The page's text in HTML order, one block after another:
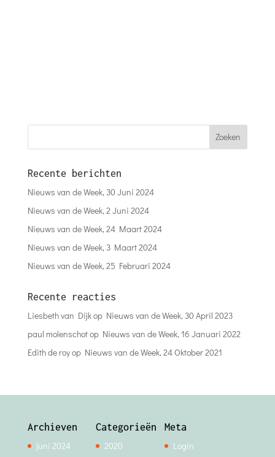
Recente berichten
Nieuws van de Week, 30 Juni 2024
Nieuws van de Week, 2 Juni 2024
Nieuws van de Week, 24 Maart 2024
Nieuws van de Week, 3 Maart 2024
Nieuws van de Week, 25 Februari 2024
Recente reacties
Liesbeth van Dijkop Nieuws van de Week, 30 April 2023
paul molenschotop Nieuws van de Week, 16 Januari 2022
Edith de royop Nieuws van de Week, 24 Oktober 2021
Archieven
juni 2024
Categorieën
2020
Meta
Login